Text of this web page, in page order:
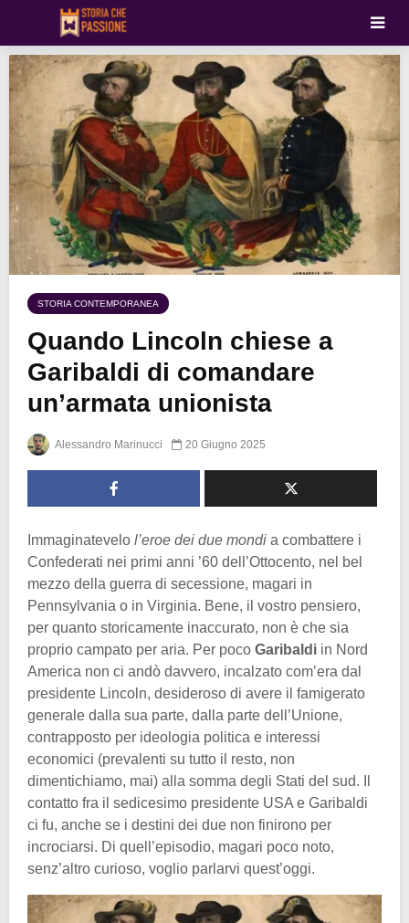
STORIA CONTEMPORANEA
Quando Lincoln chiese a
Garibaldi di comandare
un’armata unionista
Alessandro Marinucci 20 Giugno 2025
Immaginatevelo l’eroe dei due mondi a combattere i
Confederati nei primi anni ’60 dell’Ottocento, nel bel
mezzo della guerra di secessione, magari in
Pennsylvania o in Virginia. Bene, il vostro pensiero,
per quanto storicamente inaccurato, non è che sia
proprio campato per aria. Per poco Garibaldi in Nord
America non ci andò davvero, incalzato com’era dal
presidente Lincoln, desideroso di avere il famigerato
generale dalla sua parte, dalla parte dell’Unione,
contrapposto per ideologia politica e interessi
economici (prevalenti su tutto il resto, non
dimentichiamo, mai) alla somma degli Stati del sud. Il
contatto fra il sedicesimo presidente USA e Garibaldi
ci fu, anche se i destini dei due non finirono per
incrociarsi. Di quell’episodio, magari poco noto,
senz’altro curioso, voglio parlarvi quest’oggi.